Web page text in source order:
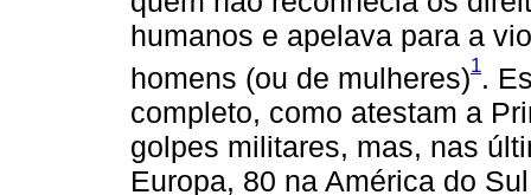
humanos e apelava para a
homens (ou de mulheres)1.
completo, como atestam a
golpes militares, mas, nas
Europa, 80 na América do